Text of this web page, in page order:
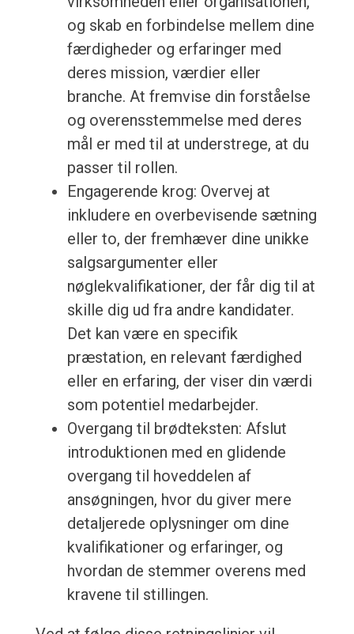
og skab en forbindelse mellem dine
færdigheder og erfaringer med
deres mission, værdier eller
branche. At fremvise din forståelse
og overensstemmelse med deres
mål er med til at understrege, at du
passer til rollen.
Engagerende krog: Overvej at
inkludere en overbevisende sætning
eller to, der fremhæver dine unikke
salgsargumenter eller
nøglekvalifikationer, der får dig til at
skille dig ud fra andre kandidater.
Det kan være en specifik
præstation, en relevant færdighed
eller en erfaring, der viser din værdi
som potentiel medarbejder.
Overgang til brødteksten: Afslut
introduktionen med en glidende
overgang til hoveddelen af
ansøgningen, hvor du giver mere
detaljerede oplysninger om dine
kvalifikationer og erfaringer, og
hvordan de stemmer overens med
kravene til stillingen.